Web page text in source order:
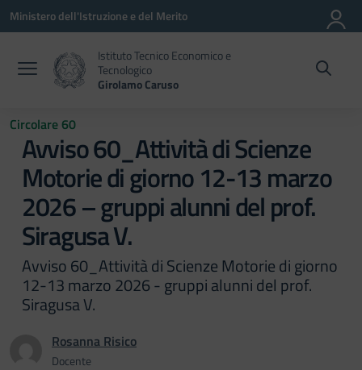
Vai ai contenuti
Vai al menu di navigazione
Vai al footer
Ministero dell'Istruzione e del Merito
Istituto Tecnico Economico e
Tecnologico
Girolamo Caruso
Circolare 60
Avviso 60_Attività di Scienze
Motorie di giorno 12-13 marzo
2026 – gruppi alunni del prof.
Siragusa V.
Avviso 60_Attività di Scienze Motorie di giorno
12-13 marzo 2026 - gruppi alunni del prof.
Siragusa V.
Rosanna Risico
Docente